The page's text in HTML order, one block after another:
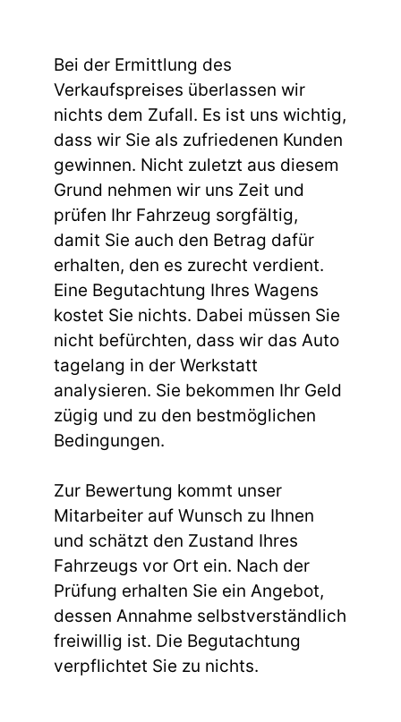
Bei der Ermittlung des
Verkaufspreises überlassen wir
nichts dem Zufall. Es ist uns wichtig,
dass wir Sie als zufriedenen Kunden
gewinnen. Nicht zuletzt aus diesem
Grund nehmen wir uns Zeit und
prüfen Ihr Fahrzeug sorgfältig,
damit Sie auch den Betrag dafür
erhalten, den es zurecht verdient.
Eine Begutachtung Ihres Wagens
kostet Sie nichts. Dabei müssen Sie
nicht befürchten, dass wir das Auto
tagelang in der Werkstatt
analysieren. Sie bekommen Ihr Geld
zügig und zu den bestmöglichen
Bedingungen.
Zur Bewertung kommt unser
Mitarbeiter auf Wunsch zu Ihnen
und schätzt den Zustand Ihres
Fahrzeugs vor Ort ein. Nach der
Prüfung erhalten Sie ein Angebot,
dessen Annahme selbstverständlich
freiwillig ist. Die Begutachtung
verpflichtet Sie zu nichts.